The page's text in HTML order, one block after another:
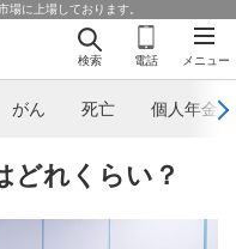
場に上場しております。
メニュー
検索 電話
がん 死亡 個人年金
どれくらい？